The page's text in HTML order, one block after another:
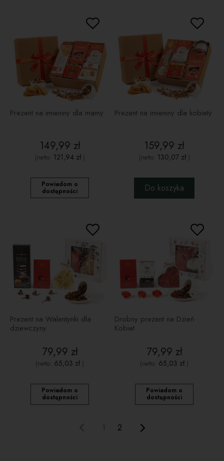
Prezent na imieniny dla mamy
149,99 zł
(netto: 121,94 zł)
Powiadom o
dostępności
Prezent na imieniny dla kobiety
159,99 zł
(netto: 130,07 zł)
Do koszyka
Prezent na Walentynki dla
dziewczyny
79,99 zł
(netto: 65,03 zł )
Powiadom o
dostępności
Drobny prezent na Dzień
Kobiet
79,99 zł
(netto: 65,03 zł )
Powiadom o
dostępności
1 2